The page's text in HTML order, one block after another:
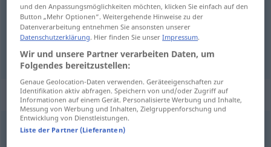
kimliğinibelirlemek ( ) identifizieren
teşhis etmek( -I) identifizieren
„identifizieren“: reflexives Verb
identifizierenv/r <ohnege-;
und den Anpassungsmöglichkeiten möchten, klicken Sie einfach auf den
Button „Mehr Optionen“. Weitergehende Hinweise zu der
Datenverarbeitung entnehmen Sie ansonsten unserer
Datenschutzerklärung. Hier finden Sie unserImpressum.
Wir und unsere Partner verarbeiten Daten, um
Folgendes bereitzustellen:
Genaue Geolocation-Daten verwenden. Geräteeigenschaften zur
Identifikation aktiv abfragen. Speichern von und/oder Zugriff auf
Informationen auf einem Gerät. Personalisierte Werbung und Inhalte,
Messung von Werbung und Inhalten, Zielgruppenforschung und
Entwicklung von Dienstleistungen.
Liste der Partner (Lieferanten)